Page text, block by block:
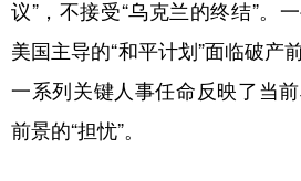
陕西 甘肃
议”，不接受“乌克兰的终结”。
美国主导的“和平计划”面临破产
一系列关键人事任命反映了当
前景的“担忧”。